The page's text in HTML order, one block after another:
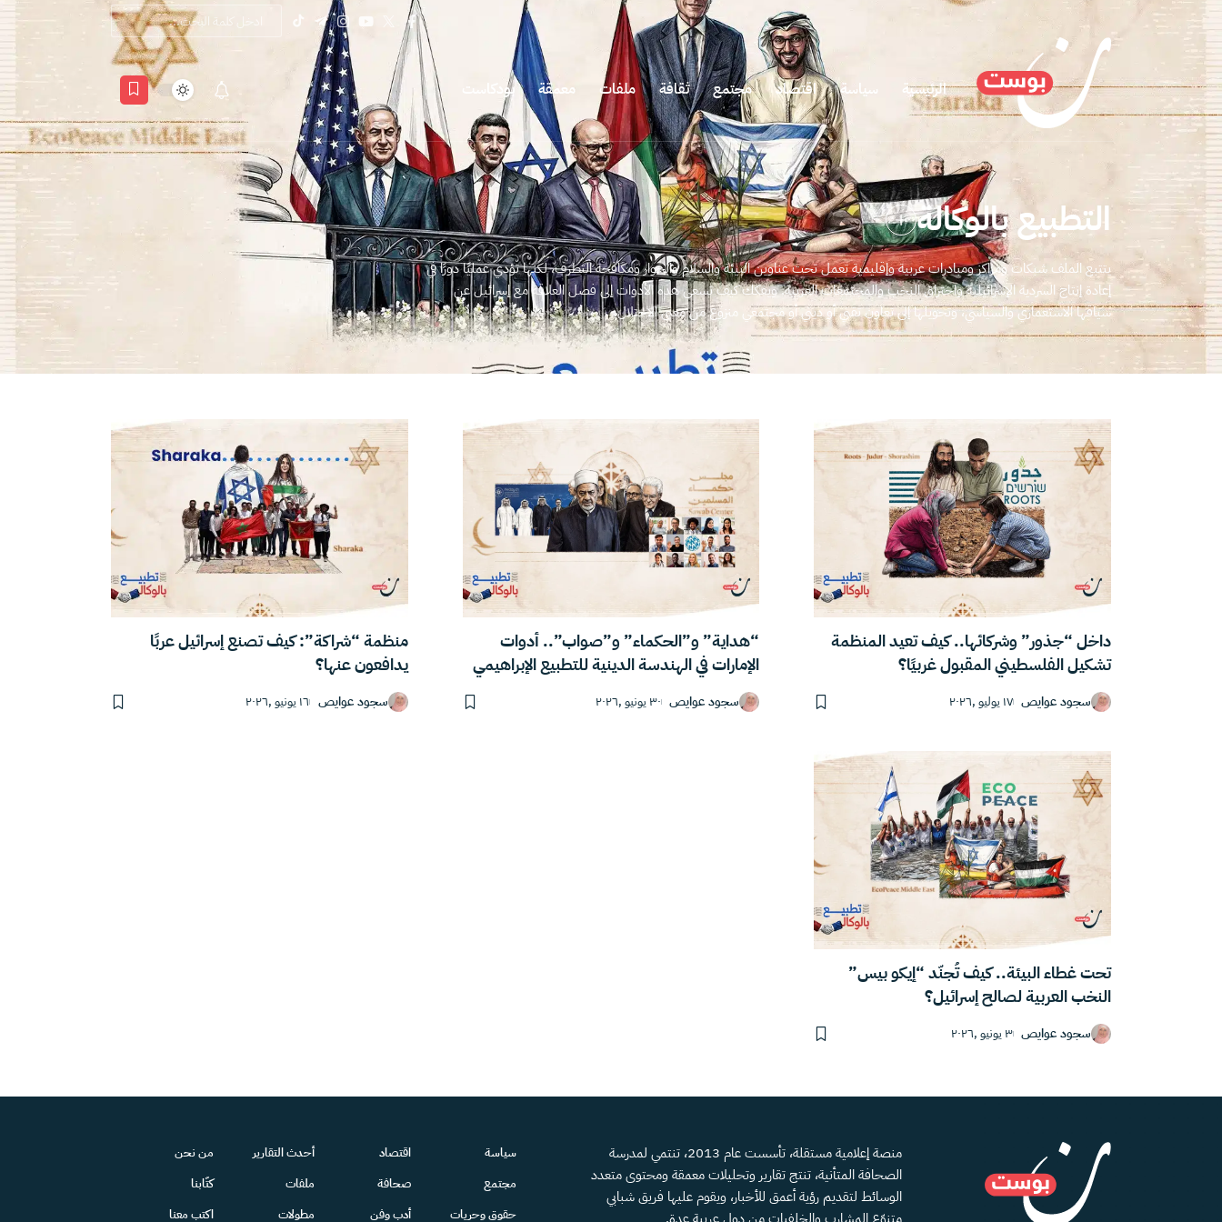
الرئيسية سياسة اقتصاد مجتمع ثقافة ملفات معمقة بودكاست
التطبيع بالوكالة
يتتبع الملف شبكات ومراكز ومبادرات عربية وإقليمية تعمل تحت عناوين البيئة والسلام والحوار ومكافحة التطرف، لكنها تؤدي عمليًا دورًا في
إعادة إنتاج السردية الإسرائيلية واختراق النخب والمجتمعات العربية. ويفكك كيف تسعى هذه الأدوات إلى فصل العلاقة مع إسرائيل عن
سياقها الاستعماري والسياسي، وتحويلها إلى تعاون تقني أو ديني أو مجتمعي منزوع من معنى الاحتلال.
داخل “جذور” وشركائها.. كيف تعيد المنظمة
تشكيل الفلسطيني المقبول غربيًا؟
سجود عوايص ١٧ يوليو ,٢٠٢٦
“هداية” و”الحكماء” و”صواب”.. أدوات
الإمارات في الهندسة الدينية للتطبيع الإبراهيمي
سجود عوايص ٣٠ يونيو ,٢٠٢٦
منظمة “شراكة”: كيف تصنع إسرائيل عربًا
يدافعون عنها؟
سجود عوايص ١٦ يونيو ,٢٠٢٦
تحت غطاء البيئة.. كيف تُجنّد “إيكو بيس”
النخب العربية لصالح إسرائيل؟
سجود عوايص ٣ يونيو ,٢٠٢٦
منصة إعلامية مستقلة، تأسست عام 2013، تنتمي لمدرسة
الصحافة المتأنية، تنتج تقارير وتحليلات معمقة ومحتوى متعدد
الوسائط لتقديم رؤية أعمق للأخبار، ويقوم عليها فريق شبابي
متنوّع المشارب والخلفيات من دول عربية عدة.
سياسة
مجتمع
حقوق وحريات
اقتصاد
صحافة
أدب وفن
أحدث التقارير
ملفات
مطولات
من نحن
كتّابنا
اكتب معنا